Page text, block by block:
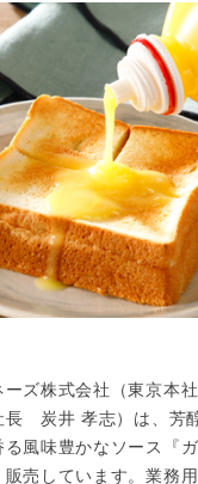
ズ株式会社（東京本
長 炭井 孝志）は、芳
風味豊かなソース『
販売しています。業務